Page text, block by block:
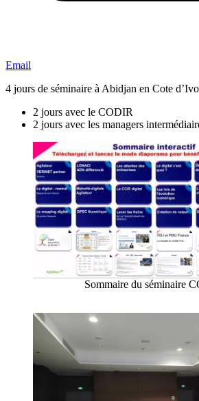
Email
4 jours de séminaire à Abidjan en Cote
2 jours avec le CODIR
2 jours avec les managers
Sommaire du séminaire